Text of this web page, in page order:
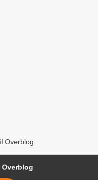
Overblog
Overblog